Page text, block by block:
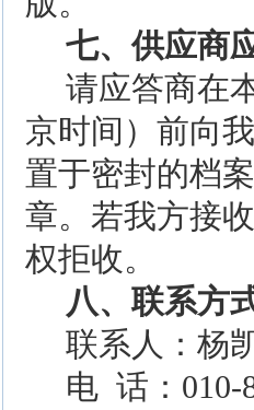
七、供应商
请应答商在
京时间） 前向
置于密封的档
章。若我方接
权拒收。
八、联系方
联系人：杨
电 话： 010-